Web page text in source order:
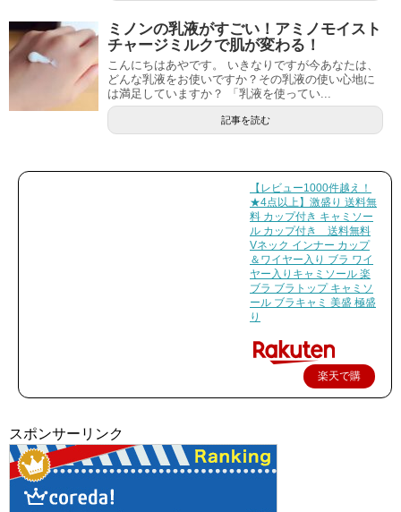
ミノンの乳液がすごい！アミノモイスト
チャージミルクで肌が変わる！
こんにちはあやです。 いきなりですが今あなたは、
どんな乳液をお使いですか？その乳液の使い心地に
は満足していますか？ 「乳液を使ってい...
記事を読む
【レビュー1000件越え！
★4点以上】激盛り 送料無
料 カップ付き キャミソー
ル カップ付き 送料無料
Vネック インナー カップ
＆ワイヤー入り ブラ ワイ
ヤー入りキャミソール 楽
ブラ ブラトップ キャミソ
ール ブラキャミ 美盛 極盛
り
楽天で購
入
スポンサーリンク